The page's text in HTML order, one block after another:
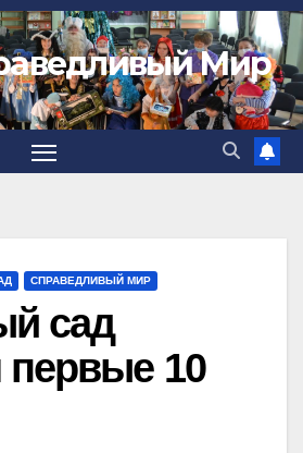
Мир
СПРАВЕДЛИВЫЙ МИР
сад
первые 10